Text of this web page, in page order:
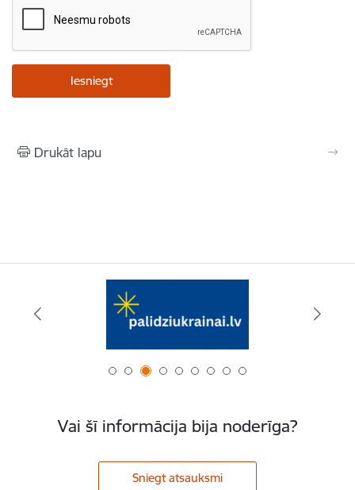
Drukāt lapu
Vai šī informācija bija noderīga?
Sniegt atsauksmi